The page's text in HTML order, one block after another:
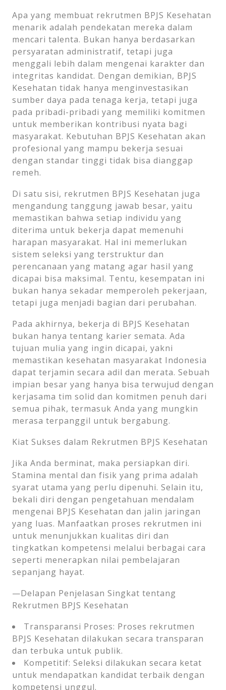
Apa yang membuat rekrutmen BPJS Kesehatan
menarik adalah pendekatan mereka dalam
mencari talenta. Bukan hanya berdasarkan
persyaratan administratif, tetapi juga
menggali lebih dalam mengenai karakter dan
integritas kandidat. Dengan demikian, BPJS
Kesehatan tidak hanya menginvestasikan
sumber daya pada tenaga kerja, tetapi juga
pada pribadi-pribadi yang memiliki komitmen
untuk memberikan kontribusi nyata bagi
masyarakat. Kebutuhan BPJS Kesehatan akan
profesional yang mampu bekerja sesuai
dengan standar tinggi tidak bisa dianggap
remeh.
Di satu sisi, rekrutmen BPJS Kesehatan juga
mengandung tanggung jawab besar, yaitu
memastikan bahwa setiap individu yang
diterima untuk bekerja dapat memenuhi
harapan masyarakat. Hal ini memerlukan
sistem seleksi yang terstruktur dan
perencanaan yang matang agar hasil yang
dicapai bisa maksimal. Tentu, kesempatan ini
bukan hanya sekadar memperoleh pekerjaan,
tetapi juga menjadi bagian dari perubahan.
Pada akhirnya, bekerja di BPJS Kesehatan
bukan hanya tentang karier semata. Ada
tujuan mulia yang ingin dicapai, yakni
memastikan kesehatan masyarakat Indonesia
dapat terjamin secara adil dan merata. Sebuah
impian besar yang hanya bisa terwujud dengan
kerjasama tim solid dan komitmen penuh dari
semua pihak, termasuk Anda yang mungkin
merasa terpanggil untuk bergabung.
Kiat Sukses dalam Rekrutmen BPJS Kesehatan
Jika Anda berminat, maka persiapkan diri.
Stamina mental dan fisik yang prima adalah
syarat utama yang perlu dipenuhi. Selain itu,
bekali diri dengan pengetahuan mendalam
mengenai BPJS Kesehatan dan jalin jaringan
yang luas. Manfaatkan proses rekrutmen ini
untuk menunjukkan kualitas diri dan
tingkatkan kompetensi melalui berbagai cara
seperti menerapkan nilai pembelajaran
sepanjang hayat.
—Delapan Penjelasan Singkat tentang
Rekrutmen BPJS Kesehatan
Transparansi Proses: Proses rekrutmen
BPJS Kesehatan dilakukan secara transparan
dan terbuka untuk publik.
Kompetitif: Seleksi dilakukan secara ketat
untuk mendapatkan kandidat terbaik dengan
kompetensi unggul.